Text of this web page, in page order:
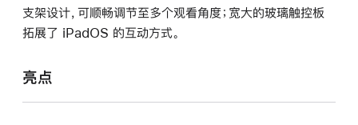
支架设计，可顺畅调节至多个观看角度；宽大的玻璃触控板
拓展了 iPadOS 的互动方式。
亮点